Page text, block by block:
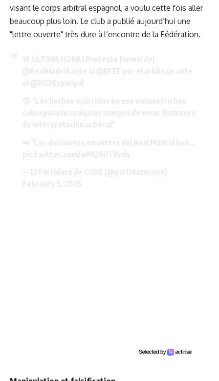
visant le corps arbitral espagnol, a voulu cette fois aller
beaucoup plus loin. Le club a publié aujourd’hui une
"lettre ouverte" très dure à l’encontre de la Fédération.